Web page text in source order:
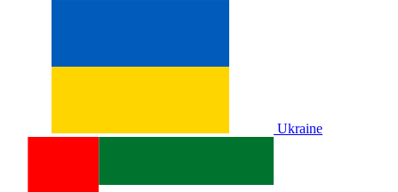
Ukraine